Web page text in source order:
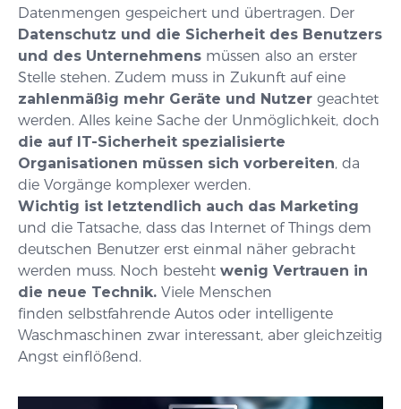
Datenmengen gespeichert und übertragen. Der
Datenschutz und die Sicherheit des Benutzers
und des Unternehmens müssen also an erster
Stelle stehen. Zudem muss in Zukunft auf eine
zahlenmäßig mehr Geräte und Nutzer geachtet
werden. Alles keine Sache der Unmöglichkeit, doch
die auf IT-Sicherheit spezialisierte
Organisationen müssen sich vorbereiten, da
die Vorgänge komplexer werden.
Wichtig ist letztendlich auch das Marketing
und die Tatsache, dass das Internet of Things dem
deutschen Benutzer erst einmal näher gebracht
werden muss. Noch besteht wenig Vertrauen in
die neue Technik. Viele Menschen
finden selbstfahrende Autos oder intelligente
Waschmaschinen zwar interessant, aber gleichzeitig
Angst einflößend.